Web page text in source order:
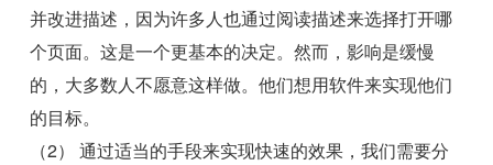
并改进描述，因为许多人也通过阅读描述来选择打开哪
个页面。这是一个更基本的决定。然而，影响是缓慢
的，大多数人不愿意这样做。他们想用软件来实现他们
的目标。
（2） 通过适当的手段来实现快速的效果，我们需要分